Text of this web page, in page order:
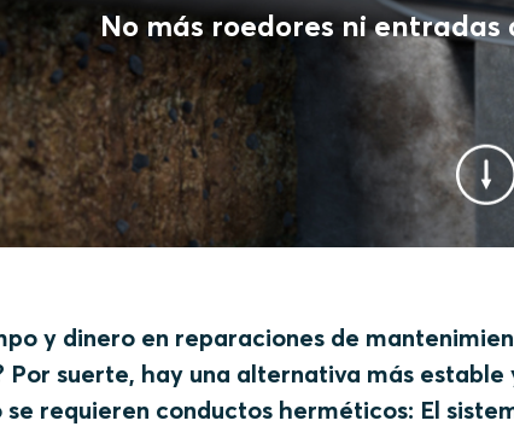
No más roedores ni entradas
y dinero en reparaciones de
Por suerte, hay una alternativa más
requieren conductos herméticos: El